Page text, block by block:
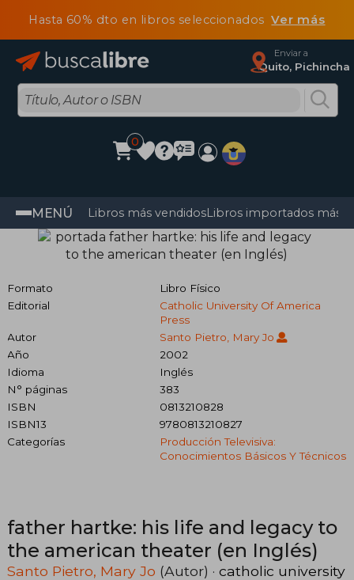
Hasta 60% dto en libros seleccionadosVer más
Enviar a
Quito, Pichincha
0
MENÚ Libros más vendidosLibros importados más
Formato
Libro Físico
Editorial
Catholic University Of America
Press
Autor
Santo Pietro, Mary Jo
Año
2002
Idioma
Inglés
N° páginas
383
ISBN
0813210828
ISBN13
9780813210827
Categorías
Producción Televisiva:
Conocimientos Básicos Y Técnicos
father hartke: his life and legacy to
the american theater (en Inglés)
Santo Pietro, Mary Jo (Autor) · catholic university